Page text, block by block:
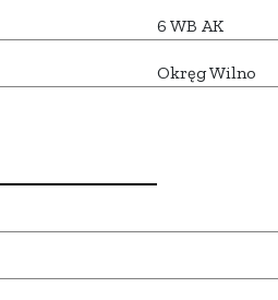
6 WB AK
Okręg Wilno